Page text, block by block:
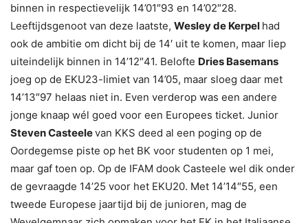
binnen in respectievelijk 14’01″93 en 14’02″28.
Leeftijdsgenoot van deze laatste, Wesley de Kerpel had
ook de ambitie om dicht bij de 14′ uit te komen, maar liep
uiteindelijk binnen in 14’12″41. Belofte Dries Basemans
joeg op de EKU23-limiet van 14’05, maar sloeg daar met
14’13″97 helaas niet in. Even verderop was een andere
jonge knaap wél goed voor een Europees ticket. Junior
Steven Casteelevan KKS deed al een poging op de
Oordegemse piste op het BK voor studenten op 1 mei,
maar gaf toen op. Op de IFAM dook Casteele wel dik onder
de gevraagde 14’25 voor het EKU20. Met 14’14″55, een
tweede Europese jaartijd bij de junioren, mag de